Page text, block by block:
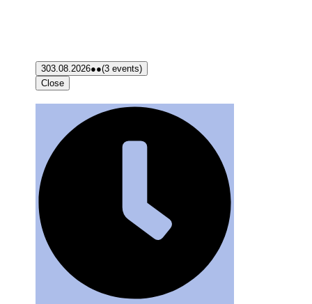
303.08.2026●●(3 events)
Close